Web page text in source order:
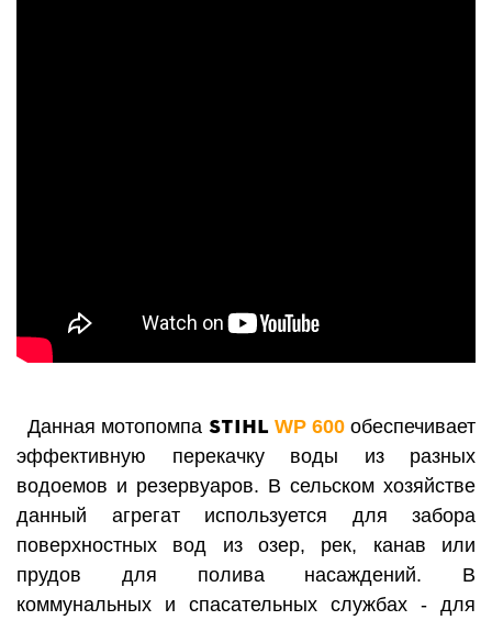
Данная мотопомпа STIHL WP 600обеспечивает
эффективную перекачку воды из разных
водоемов и резервуаров. В сельском хозяйстве
данный агрегат используется для забора
поверхностных вод из озер, рек, канав или
прудов для полива насаждений. В
коммунальных и спасательных службах - для